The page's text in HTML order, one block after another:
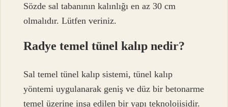
Sözde sal tabanının kalınlığı en az 30 cm
olmalıdır. Lütfen veriniz.
Radye temel tünel kalıp nedir?
Sal temel tünel kalıp sistemi, tünel kalıp
yöntemi uygulanarak geniş ve düz bir betonarme
temel üzerine inşa edilen bir yapı teknolojisidir.